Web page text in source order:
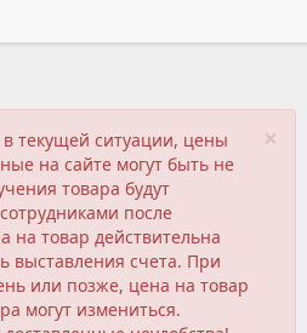
×
текущей ситуации, цены
на сайте могут быть не
товара будут
после
на товар действительна
выставления счета. При
или позже, цена на товар
могут измениться.